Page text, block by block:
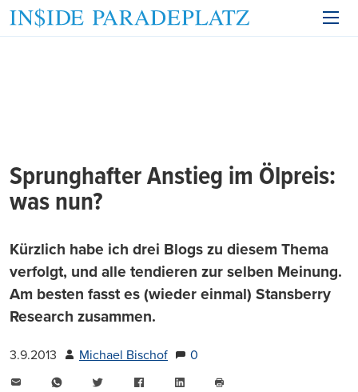
Sprunghafter Anstieg im Ölpreis:
was nun?
Kürzlich habe ich drei Blogs zu diesem Thema
verfolgt, und alle tendieren zur selben Meinung.
Am besten fasst es (wieder einmal) Stansberry
Research zusammen.
3.9.2013 Michael Bischof
0
WhatsAppTwitter FacebookLinkedIn